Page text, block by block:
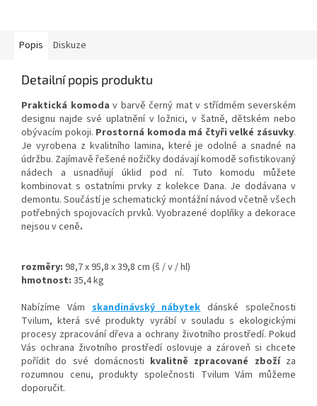
Popis Diskuze
Detailní popis produktu
Praktická komoda v barvě černý mat v střídmém severském
designu najde své uplatnění v ložnici, v šatně, dětském nebo
obývacím pokoji. Prostorná komoda má čtyři velké zásuvky.
Je vyrobena z kvalitního lamina, které je odolné a snadné na
údržbu. Zajímavě řešené nožičky dodávají komodě sofistikovaný
nádech a usnadňují úklid pod ní. Tuto komodu můžete
kombinovat s ostatními prvky z kolekce Dana. Je dodávana v
demontu. Součástí je schematický montážní návod včetně všech
potřebných spojovacích prvků. Vyobrazené doplňky a dekorace
nejsou v ceně.
rozměry: 98,7 x 95,8 x 39,8 cm (š / v / hl)
hmotnost: 35,4 kg
Nabízíme Vám skandinávský nábytek dánské společnosti
Tvilum, která své produkty vyrábí v souladu s ekologickými
procesy zpracování dřeva a ochrany životního prostředí. Pokud
Vás ochrana životního prostředí oslovuje a zároveň si chcete
pořídit do své domácnosti kvalitně zpracované zbožíza
rozumnou cenu, produkty společnosti Tvilum Vám můžeme
doporučit.